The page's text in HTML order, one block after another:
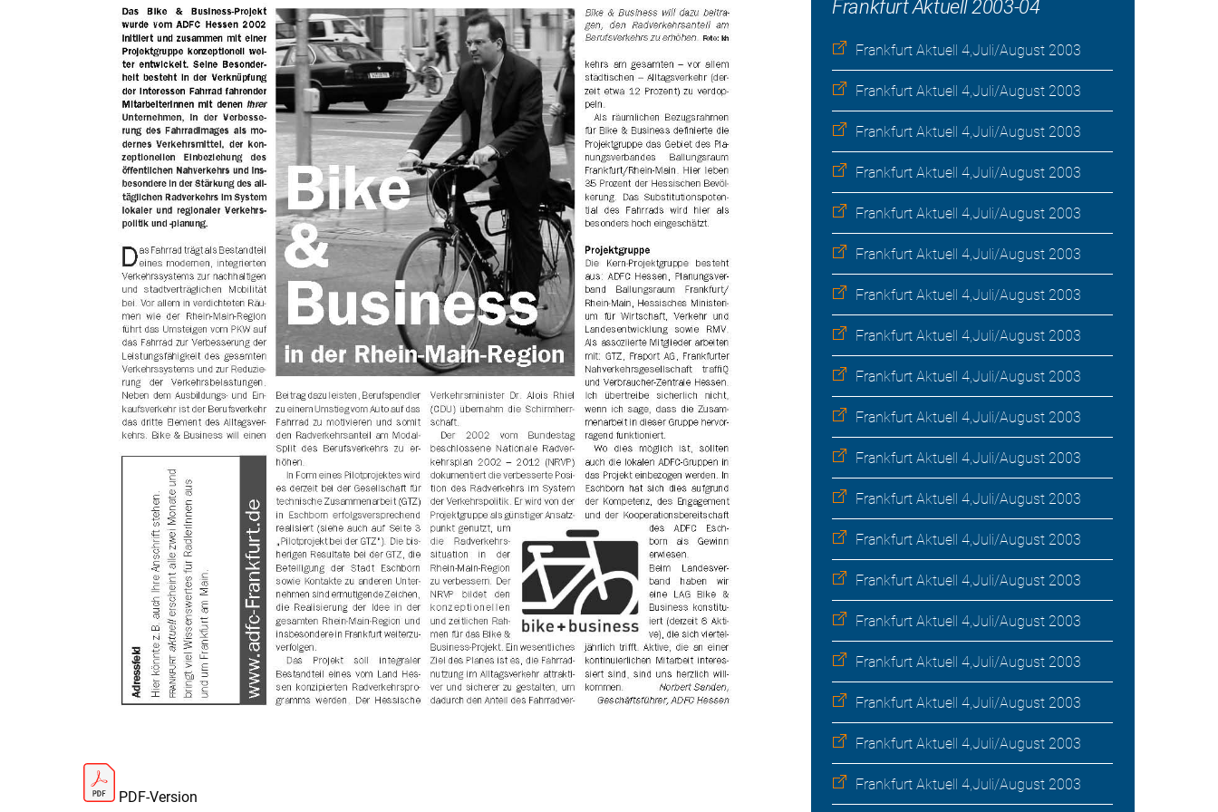
PDF-Version
Frankfurt Aktuell 2003-04
Frankfurt Aktuell 4,Juli/August 2003
Frankfurt Aktuell 4,Juli/August 2003
Frankfurt Aktuell 4,Juli/August 2003
Frankfurt Aktuell 4,Juli/August 2003
Frankfurt Aktuell 4,Juli/August 2003
Frankfurt Aktuell 4,Juli/August 2003
Frankfurt Aktuell 4,Juli/August 2003
Frankfurt Aktuell 4,Juli/August 2003
Frankfurt Aktuell 4,Juli/August 2003
Frankfurt Aktuell 4,Juli/August 2003
Frankfurt Aktuell 4,Juli/August 2003
Frankfurt Aktuell 4,Juli/August 2003
Frankfurt Aktuell 4,Juli/August 2003
Frankfurt Aktuell 4,Juli/August 2003
Frankfurt Aktuell 4,Juli/August 2003
Frankfurt Aktuell 4,Juli/August 2003
Frankfurt Aktuell 4,Juli/August 2003
Frankfurt Aktuell 4,Juli/August 2003
Frankfurt Aktuell 4,Juli/August 2003